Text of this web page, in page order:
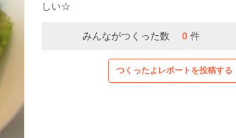
しい☆
みんながつくった数 0 件
つくったよレポートを投稿する